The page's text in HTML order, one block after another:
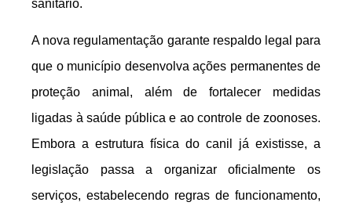
sanitário.
A nova regulamentação garante respaldo legal para
que o município desenvolva ações permanentes de
proteção animal, além de fortalecer medidas
ligadas à saúde pública e ao controle de zoonoses.
Embora a estrutura física do canil já existisse, a
legislação passa a organizar oficialmente os
serviços, estabelecendo regras de funcionamento,